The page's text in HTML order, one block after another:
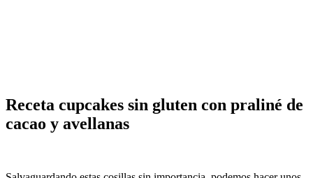
Receta cupcakes sin gluten con praliné de
cacao y avellanas